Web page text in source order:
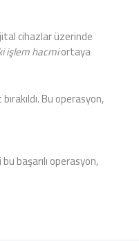
cihazlar üzerinde
işlem hacmiortaya
Bu operasyon,
başarılı operasyon,